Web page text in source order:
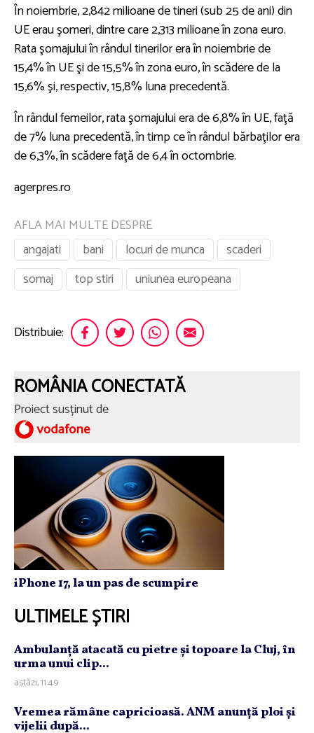
În noiembrie, 2,842 milioane de tineri (sub 25 de ani) din
UE erau şomeri, dintre care 2,313 milioane în zona euro.
Rata şomajului în rândul tinerilor era în noiembrie de
15,4% în UE şi de 15,5% în zona euro, în scădere de la
15,6% şi, respectiv, 15,8% luna precedentă.
În rândul femeilor, rata şomajului era de 6,8% în UE, faţă
de 7% luna precedentă, în timp ce în rândul bărbaţilor era
de 6,3%, în scădere faţă de 6,4 în octombrie.
agerpres.ro
AFLA MAI MULTE DESPRE
angajati
bani locuri de munca
scaderi
somaj
top stiri uniunea europeana
Distribuie:
ROMÂNIA CONECTATĂ
Proiect susținut de
iPhone 17, la un pas de scumpire
ULTIMELE ȘTIRI
Ambulanţă atacată cu pietre şi topoare la Cluj, în
urma unui clip...
astăzi, 11:49
Vremea rămâne capricioasă. ANM anunţă ploi şi
vijelii după...